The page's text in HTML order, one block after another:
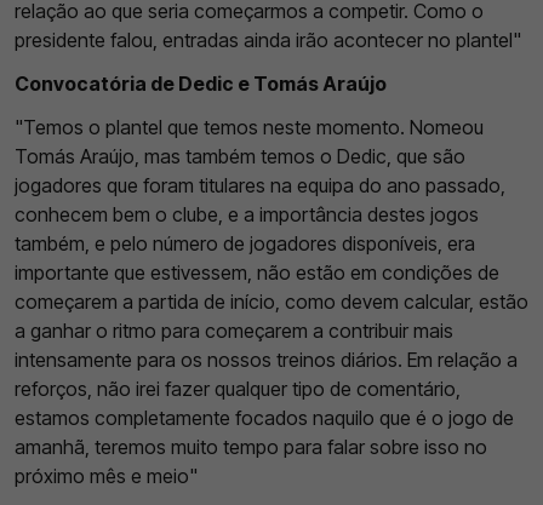
relação ao que seria começarmos a competir. Como o
presidente falou, entradas ainda irão acontecer no plantel"
Convocatória de Dedic e Tomás Araújo
"Temos o plantel que temos neste momento. Nomeou
Tomás Araújo, mas também temos o Dedic, que são
jogadores que foram titulares na equipa do ano passado,
conhecem bem o clube, e a importância destes jogos
também, e pelo número de jogadores disponíveis, era
importante que estivessem, não estão em condições de
começarem a partida de início, como devem calcular, estão
a ganhar o ritmo para começarem a contribuir mais
intensamente para os nossos treinos diários. Em relação a
reforços, não irei fazer qualquer tipo de comentário,
estamos completamente focados naquilo que é o jogo de
amanhã, teremos muito tempo para falar sobre isso no
próximo mês e meio"